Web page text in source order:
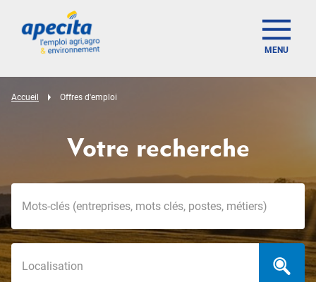
MENU
Accueil Offres d'emploi
Votre recherche